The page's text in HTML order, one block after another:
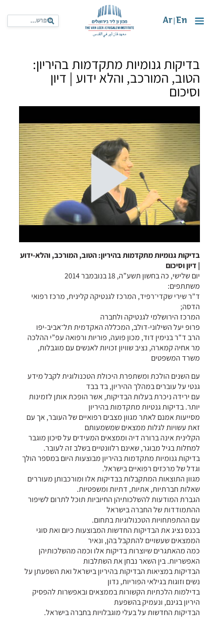
En
Ar
בדיקות גנומיות מתקדמות בהיריון:
הטוב, המורכב, והלא ידוע | דיון
וסיכום
בדיקות גנומיות מתקדמות בהיריון: הטוב, המורכב, והלא-ידוע
| דיון וסיכום
יום שלישי, כה בחשון תשע”ה, 18 בנובמבר 2014
משתתפים:
ד"ר שירי שקדי־רפיד, המרכז לגנטיקה קלינית, מרכז רפואי
הדסה;
המרכז הירושלמי לגנטיקה ולחברה
פרופ יעל השילוני-דולב, המכללה האקדמית תל־אביב-יפו
הרב ד"ר בנימין דוד, מכון פועה, פוריות ורפואה עפ”י ההלכה
מר אחיה קמארה, נציב שוויון זכויות לאנשים עם מוגבלות,
משרד המשפטים
עם השנים הולכת ומשתפרת היכולת הטכנולוגית לקבל מידע
גנטי על עוברים במהלך ההיריון, בד בבד
עם ירידה ניכרת בעלות הבדיקות, אשר הופכת אותן לזמינות
יותר. בדיקות גנטיות מתקדמות בהיריון
מסייעות אמנם לאתר מגוון מצבים רפואיים של העובר, אך עם
זאת עשויות לגלות ממצאים שמשמעותם
הקלינית אינה ברורה דיה וממצאים המעידים על סיכון מוגבר
למחלות בגיל מבוגר, שאינם רלוונטיים בשלב זה לעובר.
בדיקות גנומיות מתקדמות בהיריון מבוצעות היום במספר הולך
וגדל של מרכזים רפואיים בישראל.
מגוון התוצאות המתקבלות בבדיקות אלו ומורכבותן מעוררים
שאלות חברתיות, אתיות, דתיות ומשפטיות.
הגברת המודעות להשלכותיהן החיוביות תוכל לתרום לשיפור
ההתמודדות של החברה בישראל
עם ההתפתחויות הטכנולוגיות בתחום.
בכנס נציג את הבדיקות החדשות המבוצעות כיום ואת סוגי
הממצאים שעשויים להתקבל בהן, ונאיר
כמה מהאתגרים שיוצרות בדיקות אלו וכמה מהשלכותיהן
האפשריות. בין השאר נבחן את השתלבות
הבדיקות במציאות הבדיקות בהיריון בישראל ואת השפעתן על
נשים וזוגות בגילאי הפוריות, נדון
בדילמות הלכתיות הקשורות בממצאים ובאפשרות להפסיק
היריון בגינם, ונעמיק בהשפעת
הבדיקות החדשות על בעלי מוגבלויות בחברה בישראל.